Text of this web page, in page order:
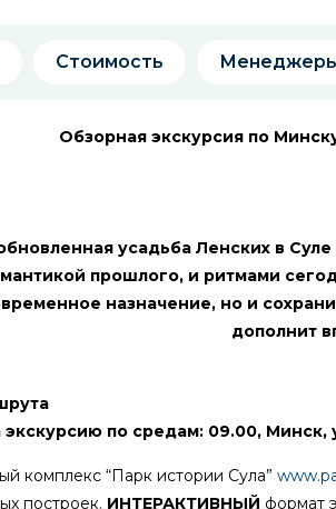
Стоимость
Обзорная экскурсия по
усадьба Ленских в
прошлого, и ритмами
назначение, но и
дополнит
по средам: 09.00, Минск,
комплекс “Парк истории Сула”
построек. ИНТЕРАКТИВНЫЙ формат